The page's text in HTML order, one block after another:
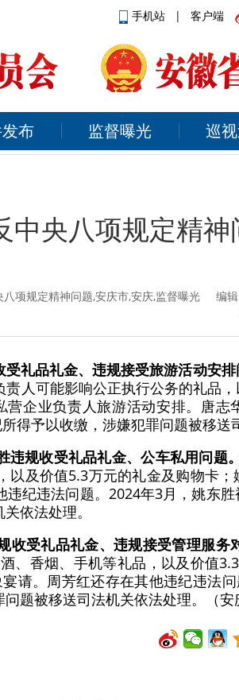
手机站 | 客户端
布 监督曝光 巡
中央八项规定精神
项规定精神问题,安庆市,安庆,监督曝光 编辑
礼品礼金、违规接受旅游活动安排
人可能影响公正执行公务的礼品
企业负责人旅游活动安排。唐志
得予以收缴，涉嫌犯罪问题被移送
违规收受礼品礼金、公车私用问题
及价值5.3万元的礼金及购物卡
纪违法问题。2024年3月，姚东
依法处理。
受礼品礼金、违规接受管理服务
、香烟、手机等礼品，以及价值
请。周芳红还存在其他违纪违法
题被移送司法机关依法处理。（安